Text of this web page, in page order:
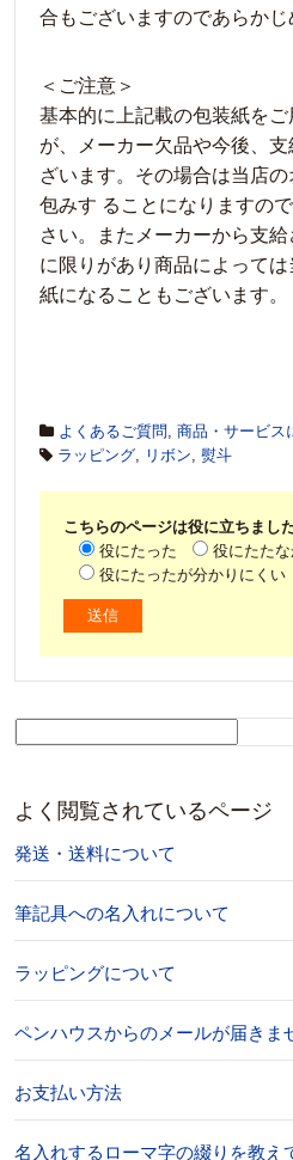
合もございますのであらかじ
＜ご注意＞
基本的に上記載の包装紙を
が、メーカー欠品や今後、
ざいます。その場合は当店
包みす ることになりますの
さい。またメーカーから支
に限りがあり商品によって
紙になることもございます。
よくあるご質問, 商品・サービス
ラッピング, リボン, 熨斗
こちらのページは役に立ちまし
役にたった
役にたた
役にたったが分かりにくい
よく閲覧されているページ
発送・送料について
筆記具への名入れについて
ラッピングについて
ペンハウスからのメールが届きま
お支払い方法
名入れするローマ字の綴りを教え